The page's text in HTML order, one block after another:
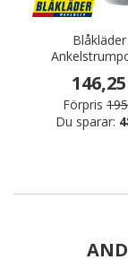
Förpris
Du sparar: